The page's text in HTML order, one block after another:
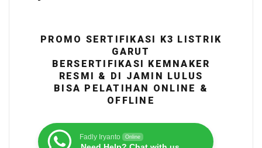
PROMO SERTIFIKASI K3 LISTRIK
GARUT
BERSERTIFIKASI KEMNAKER
RESMI & DI JAMIN LULUS
BISA PELATIHAN ONLINE &
OFFLINE
Fadly Iryanto Online